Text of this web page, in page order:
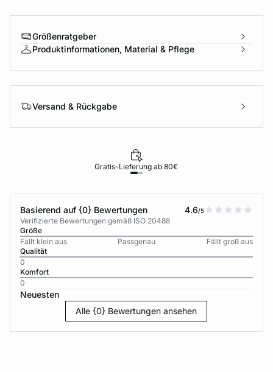
Größenratgeber
Produktinformationen, Material & Pflege
Versand & Rückgabe
Gratis-Lieferung ab 80€
Basierend auf {0} Bewertungen 4.6/5
Verifizierte Bewertungen gemäß ISO 20488
Größe
Fällt klein aus
Passgenau
Fällt groß aus
Qualität
0
Komfort
0
Neuesten
Alle {0} Bewertungen ansehen